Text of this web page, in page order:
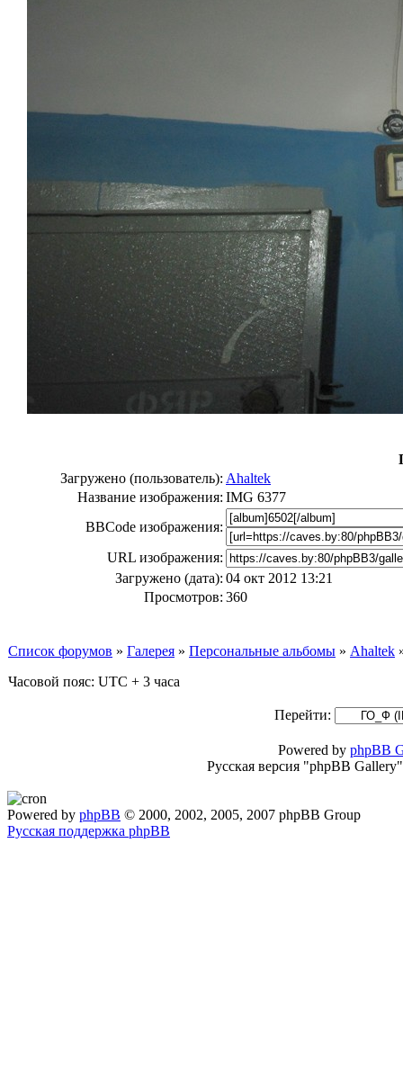
Загружено (пользователь): Ahaltek
Название изображения: IMG 6377
BBCode изображения:
URL изображения:
Загружено (дата): 04 окт 2012 13:21
Просмотров: 360
Список форумов » Галерея » Персональные альбомы » Ahaltek
Часовой пояс: UTC + 3 часа
Перейти:
Powered by phpBB
Русская версия "phpBB
Powered by phpBB © 2000, 2002, 2005, 2007 phpBB Group
Русская поддержка phpBB